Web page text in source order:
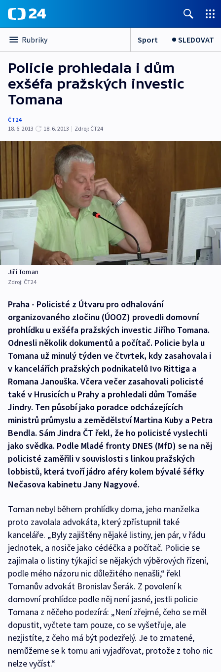
Rubriky Sport SLEDOVAT
Policie prohledala i dům
exšéfa pražských investic
Tomana
ČT24
18. 6. 2013
18. 6. 2013 | Zdroj: ČT24
Jiří Toman
Zdroj: ČT24
Praha - Policisté z Útvaru pro odhalování
organizovaného zločinu (ÚOOZ) provedli domovní
prohlídku u exšéfa pražských investic Jiřího Tomana.
Odnesli několik dokumentů a počítač. Policie byla u
Tomana už minulý týden ve čtvrtek, kdy zasahovala i
v kancelářích pražských podnikatelů Ivo Rittiga a
Romana Janouška. Včera večer zasahovali policisté
také v Hrusicích u Prahy a prohledali dům Tomáše
Jindry. Ten působí jako poradce odcházejících
ministrů průmyslu a zemědělství Martina Kuby a Petra
Bendla. Sám Jindra ČT řekl, že ho policisté vyslechli
jako svědka. Podle Mladé fronty DNES (MfD) se na něj
policisté zaměřili v souvislosti s linkou pražských
lobbistů, která tvoří jádro aféry kolem bývalé šéfky
Nečasova kabinetu Jany Nagyové.
Toman nebyl během prohlídky doma, jeho manželka
proto zavolala advokáta, který zpřístupnil také
kanceláře. „Byly zajištěny nějaké listiny, jen pár, v řádu
jednotek, a nosiče jako cédéčka a počítač. Policie se
zajímala o listiny týkající se nějakých výběrových řízení,
podle mého názoru nic důležitého nenašli,“ řekl
Tomanův advokát Bronislav Šerák. Z povolení k
domovní prohlídce podle něj není jasné, jestli policie
Tomana z něčeho podezírá: „Není zřejmé, čeho se měl
dopustit, vyčtete tam pouze, co se vyšetřuje, ale
nezjistíte, z čeho má být podezřelý. Je to zmatené,
nemůžeme se k tomu ani vyjadřovat, protože z toho nic
nelze vyčíst.“